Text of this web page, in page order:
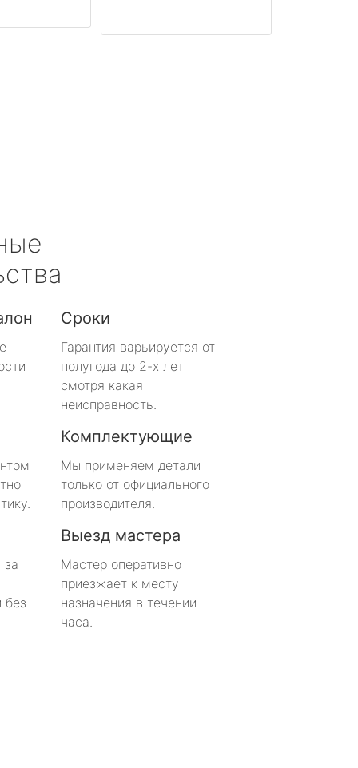
Сроки
Гарантия варьируется от
полугода до 2-х лет
смотря какая
неисправность.
Комплектующие
Мы применяем детали
только от официального
производителя.
за
без
Выезд мастера
Мастер оперативно
приезжает к месту
назначения в течении
часа.